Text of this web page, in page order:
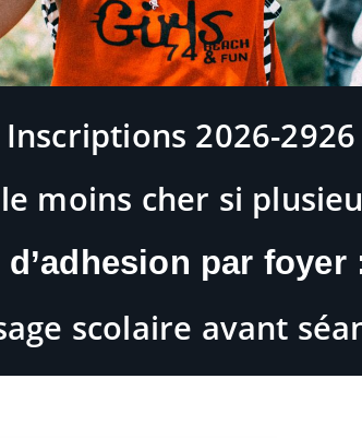
Inscriptions 2026-2926
moins cher si
d’adhesion par foyer
scolaire avant